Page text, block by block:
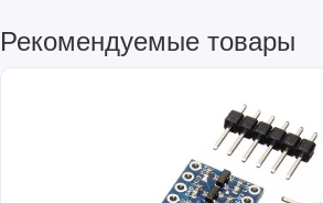
Рекомендуемые товары